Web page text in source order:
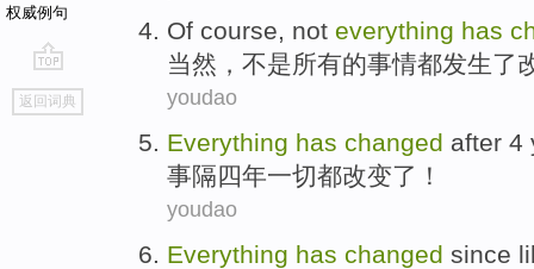
权威例句
go
top
返回词典
Of course, not everything has
当然 ， 不是所有的事情都发生了
youdao
Everything has changed after 4
事隔四年一切都改变了 ！
youdao
Everything has changed since